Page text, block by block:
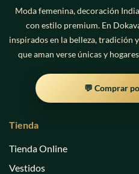
elegir
en
la
página
Moda femenina, decoración
con estilo premium. En
inspirados en la belleza, tradición
que aman verse únicas y
💬 Comprar
Tienda
Tienda Online
Vestidos